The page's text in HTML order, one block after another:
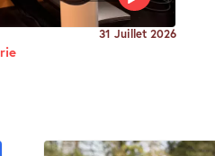
31 Juillet 2026